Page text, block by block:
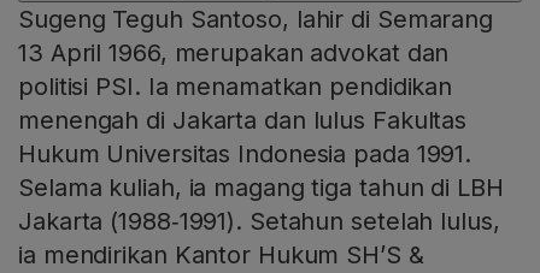
Sugeng Teguh Santoso, lahir di Semarang
13 April 1966, merupakan advokat dan
politisi PSI. Ia menamatkan pendidikan
menengah di Jakarta dan lulus Fakultas
Hukum Universitas Indonesia pada 1991.
Selama kuliah, ia magang tiga tahun di LBH
Jakarta (1988‑1991). Setahun setelah lulus,
ia mendirikan Kantor Hukum SH’S &